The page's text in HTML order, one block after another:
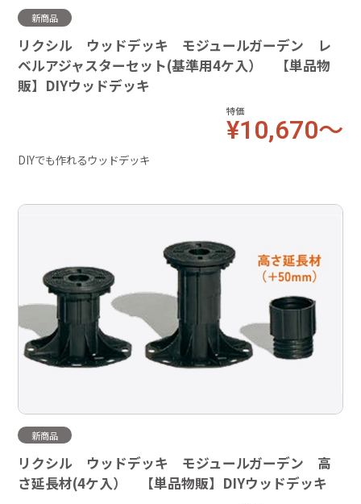
新商品
リクシル ウッドデッキ モジュールガーデン レ
ベルアジャスターセット(基準用4ケ入） 【単品物
販】DIYウッドデッキ
特価
¥10,670～
DIYでも作れるウッドデッキ
新商品
リクシル ウッドデッキ モジュールガーデン 高
さ延長材(4ケ入） 【単品物販】DIYウッドデッキ